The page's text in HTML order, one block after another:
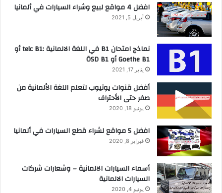
افضل 4 مواقع لبيع وشراء السيارات في ألمانيا
أبريل 5, 2021
نماذج امتحان B1 في اللغة الالمانية :telc B1 أو
Goethe B1 أو ÖSD B1
يناير 17, 2021
أفضل قنوات يوتيوب لتعلم اللغة الألمانية من
صفر حتى الأحتراف
يونيو 18, 2020
افضل 5 مواقع لشراء قطع السيارات في ألمانيا
فبراير 8, 2020
أسماء السيارات الالمانية – وشعارات شركات
السيارات الالمانية
يونيو 4, 2020